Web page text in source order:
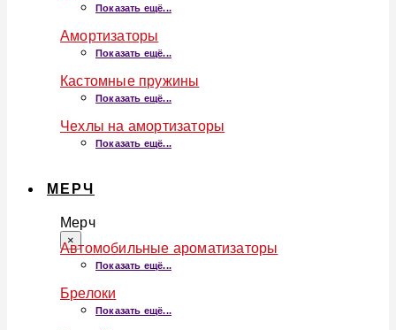
Показать ещё...
Амортизаторы
Показать ещё...
Кастомные пружины
Показать ещё...
Чехлы на амортизаторы
Показать ещё...
МЕРЧ
Мерч
×
Автомобильные ароматизаторы
Показать ещё...
Брелоки
Показать ещё...